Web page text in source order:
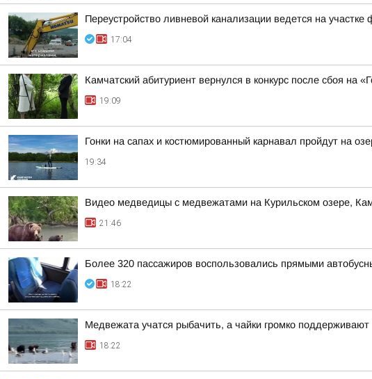
Переустройство ливневой канализации ведется на
17:04
Камчатский абитуриент вернулся в конкурс после сбоя на
19:09
Гонки на сапах и костюмированный карнавал пройдут на
19:34
Видео медведицы с медвежатами на Курильском озере,
21:46
Более 320 пассажиров воспользовались прямыми
18:22
Медвежата учатся рыбачить, а чайки громко поддерживают
18:22